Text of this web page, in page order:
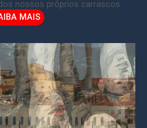
nossos próprios carrascos
MAIS